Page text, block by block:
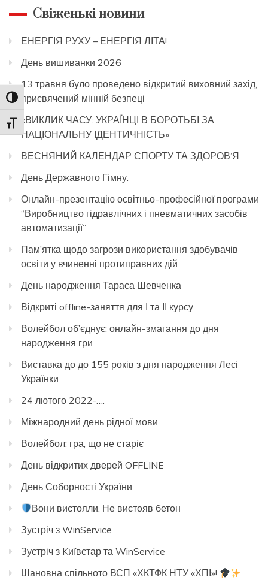
Toggle High Contrast
Toggle Font size
Свіженькі новини
ЕНЕРГІЯ РУХУ – ЕНЕРГІЯ ЛІТА!
День вишиванки 2026
13 травня було проведено відкритий виховний захід,
присвячений мінній безпеці
«ВИКЛИК ЧАСУ: УКРАЇНЦІ В БОРОТЬБІ ЗА
НАЦІОНАЛЬНУ ІДЕНТИЧНІСТЬ»
ВЕСНЯНИЙ КАЛЕНДАР СПОРТУ ТА ЗДОРОВ’Я
День Державного Гімну.
Онлайн-презентацію освітньо-професійної програми
“Виробництво гідравлічних і пневматичних засобів
автоматизації”
Пам’ятка щодо загрози використання здобувачів
освіти у вчиненні протиправних дій
День народження Тараса Шевченка
Відкриті offline-заняття для І та ІІ курсу
Волейбол об’єднує: онлайн-змагання до дня
народження гри
Виставка до до 155 років з дня народження Лесі
Українки
24 лютого 2022-….
Міжнародний день рідної мови
Волейбол: гра, що не старіє
День відкритих дверей OFFLINE
День Соборності України
Вони вистояли. Не вистояв бетон
Зустріч з WinService
Зустріч з Kиївстар та WinService
Шановна спільното ВСП «ХКТФК НТУ «ХПІ»!